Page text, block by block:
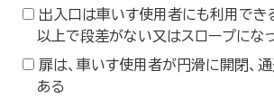
出入口は車いす使用者にも利用できる
以上で段差がない又はスロープにな
扉は、車いす使用者が円滑に開閉、
ある